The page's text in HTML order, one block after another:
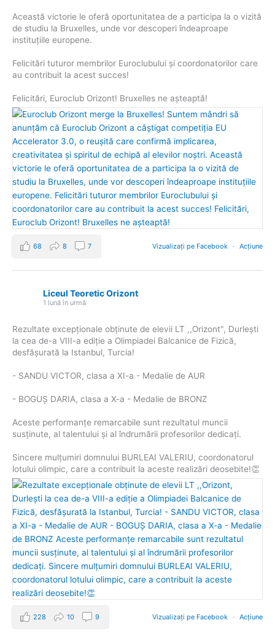
Această victorie le oferă oportunitatea de a participa la o vizită
de studiu la Bruxelles, unde vor descoperi îndeaproape
instituțiile europene.
Felicitări tuturor membrilor Euroclubului și coordonatorilor care
au contribuit la acest succes!
Felicitări, Euroclub Orizont! Bruxelles ne așteaptă!
Vizualizați pe Facebook · Acțiune
68 8 7
Liceul Teoretic Orizont
1 lună în urmă
Rezultate excepționale obținute de elevii LT ,,Orizont", Durlești
la cea de-a VIII-a ediție a Olimpiadei Balcanice de Fizică,
desfășurată la Istanbul, Turcia!
- SANDU VICTOR, clasa a XI-a - Medalie de AUR
- BOGUȘ DARIA, clasa a X-a - Medalie de BRONZ
Aceste performanțe remarcabile sunt rezultatul muncii
susținute, al talentului și al îndrumării profesorilor dedicați.
Sincere mulțumiri domnului BURLEAI VALERIU, coordonatorul
lotului olimpic, care a contribuit la aceste realizări deosebite!👏
Vizualizați pe Facebook · Acțiune
228 10 9